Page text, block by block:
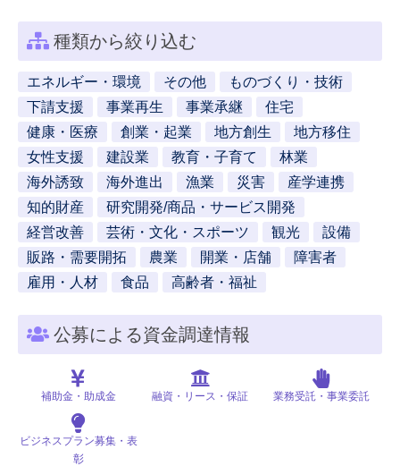
種類から絞り込む
エネルギー・環境 その他
ものづくり・技術
下請支援
事業再生 事業承継
住宅
健康・医療
創業・起業 地方創生
地方移住
女性支援
建設業 教育・子育て
林業
海外誘致
海外進出 漁業 災害
産学連携
知的財産
研究開発/商品・サービス開発
経営改善
芸術・文化・スポーツ 観光
設備
販路・需要開拓
農業 開業・店舗
障害者
雇用・人材
食品 高齢者・福祉
公募による資金調達情報
補助金・助成金 融資・リース・保証 業務受託・事業委託
ビジネスプラン募集・表
彰